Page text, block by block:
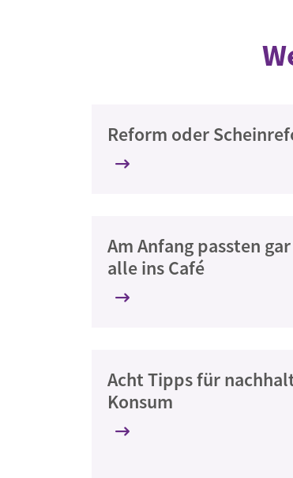
Reform oder
Am Anfang passten
alle ins Café
Acht Tipps für
Konsum